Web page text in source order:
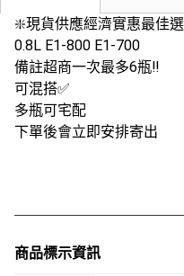
❇️現貨供應經濟實惠最佳
0.8L E1-800 E1-700
備註超商一次最多6瓶‼️
可混搭✅
多瓶可宅配
下單後會立即安排寄出
商品標示資訊